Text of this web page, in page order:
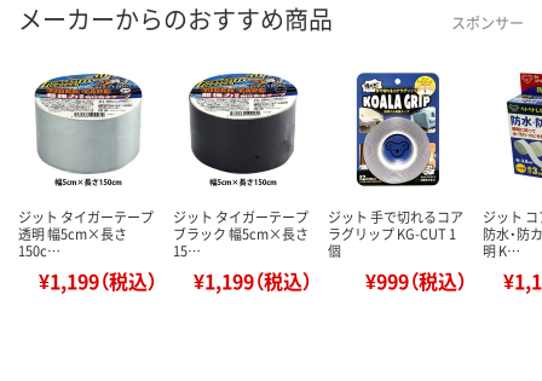
メーカーからのおすすめ商品 スポンサー
ジット タイガーテープ
透明 幅5cm×長さ
150c…
¥1,199（税込）
ジット タイガーテープ
ブラック 幅5cm×長さ
15…
¥1,199（税込）
ジット 手で切れるコア
ラグリップ KG-CUT 1
個
¥999（税込）
ジット
防水・防
明 K…